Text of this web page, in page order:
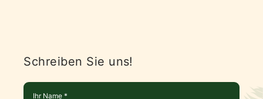
Schreiben Sie uns!